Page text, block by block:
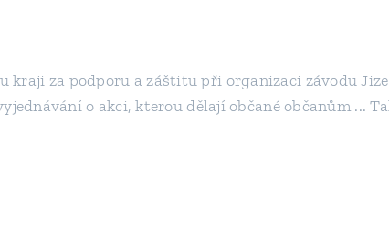
kraji za podporu a záštitu při organizaci závodu
o akci, kterou dělají občané občanům ...